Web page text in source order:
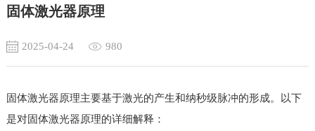
固体激光器原理
2025-04-24 980
固体激光器原理主要基于激光的产生和纳秒级脉冲的形成。以下
是对固体激光器原理的详细解释：